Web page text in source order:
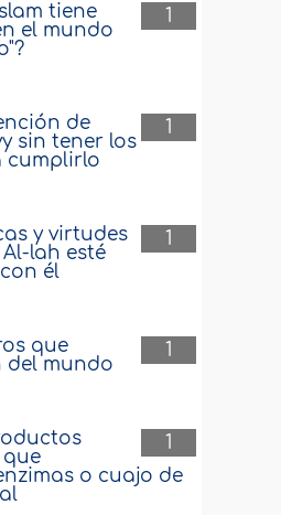
1
tiene
el mundo
1
de
sin tener los
cumplirlo
1
y virtudes
lah esté
él
1
que
del mundo
1
o cuajo de